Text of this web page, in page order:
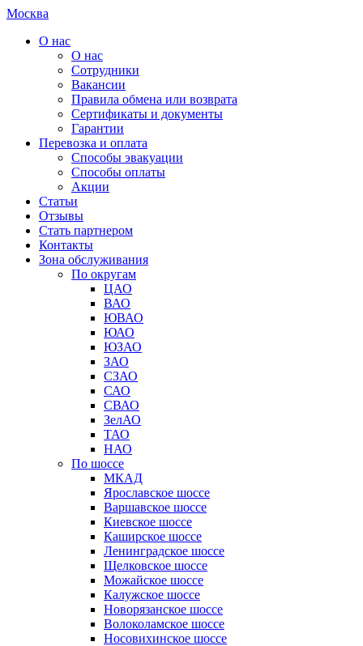
Москва
О нас
О нас
Сотрудники
Вакансии
Правила обмена или возврата
Сертификаты и документы
Гарантии
Перевозка и оплата
Способы эвакуации
Способы оплаты
Акции
Статьи
Отзывы
Стать партнером
Контакты
Зона обслуживания
По округам
ЦАО
ВАО
ЮВАО
ЮАО
ЮЗАО
ЗАО
СЗАО
САО
СВАО
ЗелАО
ТАО
НАО
По шоссе
МКАД
Ярославское шоссе
Варшавское шоссе
Киевское шоссе
Каширское шоссе
Ленинградское шоссе
Щелковское шоссе
Можайское шоссе
Калужское шоссе
Новорязанское шоссе
Волоколамское шоссе
Носовихинское шоссе